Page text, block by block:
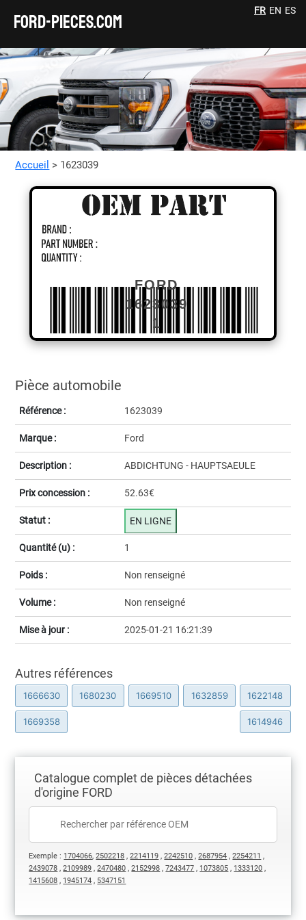
FORD-pieces.com
FR EN ES
Accueil > 1623039
Pièce automobile
Référence : 1623039
Marque : Ford
Description : ABDICHTUNG - HAUPTSAEULE
Prix concession : 52.63€
Statut : EN LIGNE
Quantité (u) : 1
Poids : Non renseigné
Volume : Non renseigné
Mise à jour : 2025-01-21 16:21:39
FORD
1623039
1
Autres références
1666630 1680230 1669510 1632859 1622148
1669358 1614946
Catalogue complet de pièces détachées
d'origine FORD
Exemple : 1704066,2502218 ,2214119 ,2242510 ,2687954 ,2254211 ,
2439078 ,2109989 ,2470480 ,2152998 ,7243477 , 1073805 , 1333120 ,
1415608 , 1945174 , 5347151